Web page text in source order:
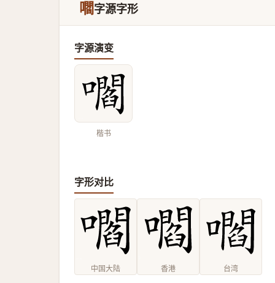
嚪字源字形
字源演变
楷书
字形对比
中国大陆 香港 台湾